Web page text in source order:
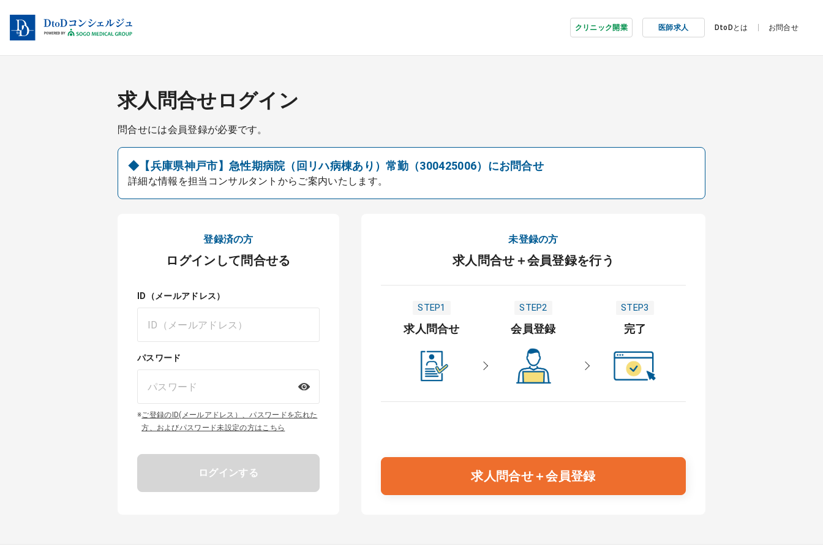
クリニック開業 医師求人 DtoDとは お問合せ
求人問合せログイン
問合せには会員登録が必要です。
◆【兵庫県神戸市】急性期病院（回リハ病棟あり）常勤（300425006）にお問合せ
詳細な情報を担当コンサルタントからご案内いたします。
登録済の方
ログインして問合せる
ID（メールアドレス）
パスワード
※ご登録のID(メールアドレス）、パスワードを忘れた
方、およびパスワード未設定の方はこちら
ログインする
未登録の方
求人問合せ＋会員登録を行う
STEP1
求人問合せ
STEP2
会員登録
STEP3
完了
求人問合せ＋会員登録